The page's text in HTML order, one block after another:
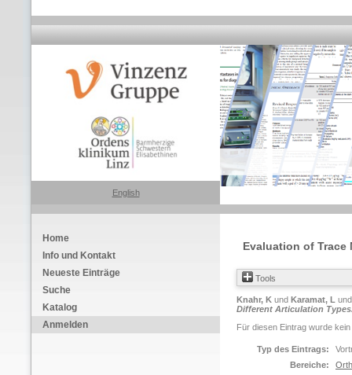
English
Home
Info und Kontakt
Neueste Einträge
Suche
Katalog
Anmelden
Evaluation of Trace
Tools
Knahr, K und Karamat, L
Different Articulation
Für diesen Eintrag wurde
Typ des Eintrags:
Bereiche: